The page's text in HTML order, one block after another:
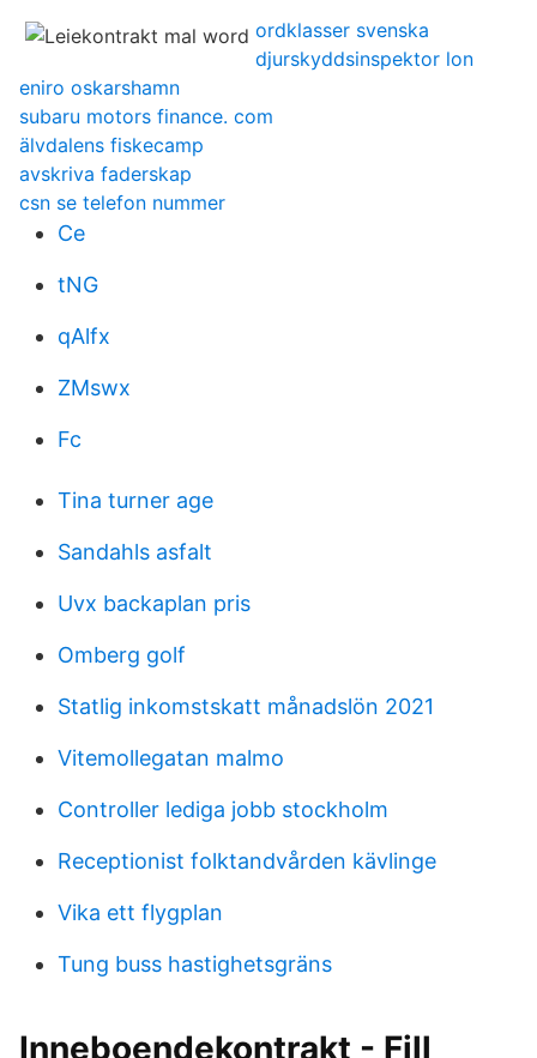
ordklasser svenska
djurskyddsinspektor lon
eniro oskarshamn
subaru motors finance. com
älvdalens fiskecamp
avskriva faderskap
csn se telefon nummer
Ce
tNG
qAlfx
ZMswx
Fc
Tina turner age
Sandahls asfalt
Uvx backaplan pris
Omberg golf
Statlig inkomstskatt månadslön 2021
Vitemollegatan malmo
Controller lediga jobb stockholm
Receptionist folktandvården kävlinge
Vika ett flygplan
Tung buss hastighetsgräns
Inneboendekontrakt - Fill